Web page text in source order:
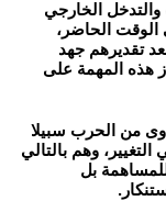
والتدخل الخارجي
الوقت الحاضر،
تقديرهم جهد
هذه المهمة على
من الحرب سبيلا
التغيير، وهم بالتالي
بل